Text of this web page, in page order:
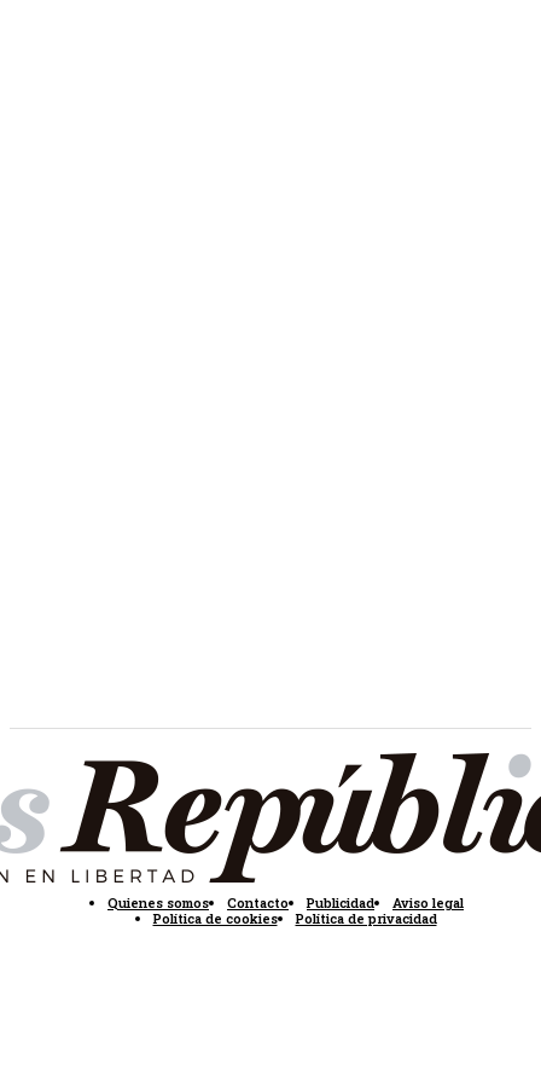
Quienes somos Contacto Publicidad
Aviso legal
Política de cookies
Política de privacidad